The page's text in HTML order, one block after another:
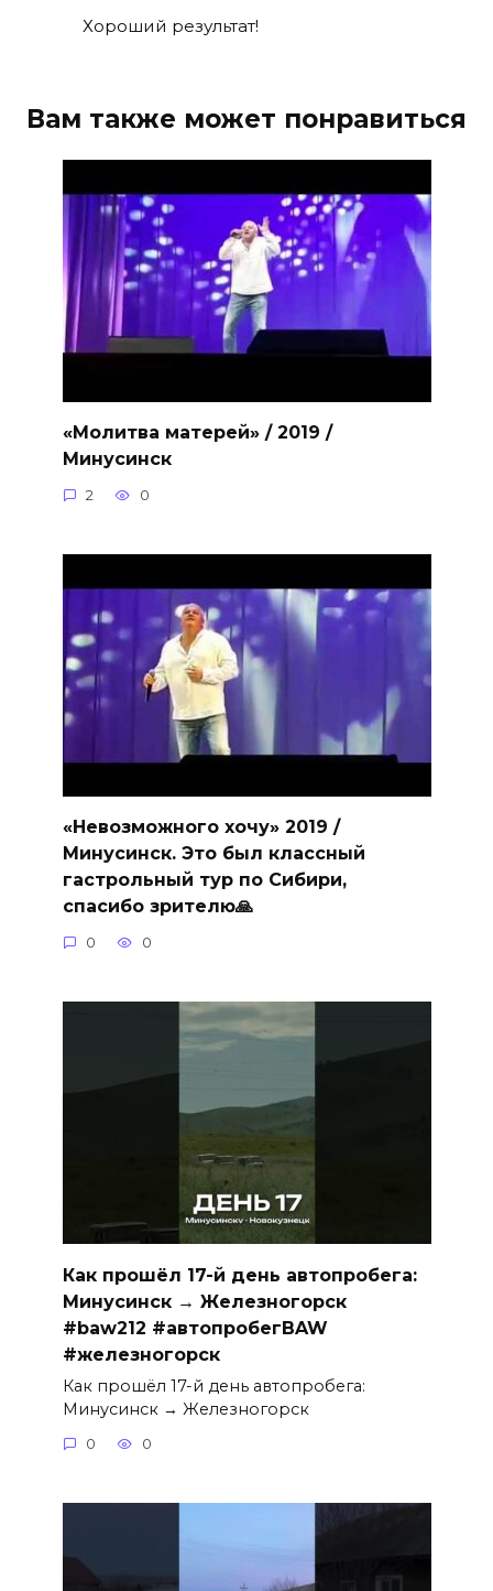
Хороший результат!
Вам также может понравиться
«Молитва матерей» / 2019 /
Минусинск
2 0
«Невозможного хочу» 2019 /
Минусинск. Это был классный
гастрольный тур по Сибири,
спасибо зрителю🙏
0 0
Как прошёл 17-й день автопробега:
Минусинск → Железногорск
#baw212 #автопробегBAW
#железногорск
Как прошёл 17-й день автопробега:
Минусинск → Железногорск
0 0